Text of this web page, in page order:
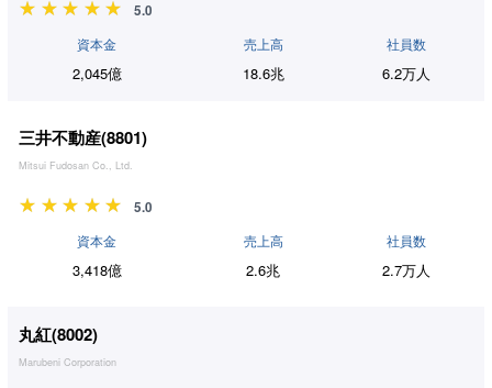
5.0
資本金
2,045億
売上高
18.6兆
社員数
6.2万人
三井不動産(8801)
Mitsui Fudosan Co., Ltd.
5.0
資本金
3,418億
売上高
2.6兆
社員数
2.7万人
丸紅(8002)
Marubeni Corporation